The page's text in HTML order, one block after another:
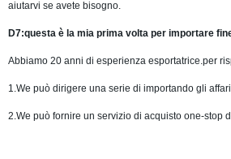
aiutarvi se avete bisogno.
D7:questa è la mia prima volta per importare
Abbiamo20anni di esperienza esportatrice.per
1.We può dirigere una serie di importando gli
2.We può fornire un servizio di acquisto one-stop